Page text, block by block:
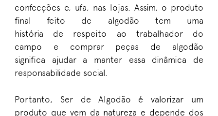
confecções e, ufa, nas lojas. Assim, o produto
final
feito de algodão tem uma
história de respeito ao trabalhador do
campo e comprar peças de algodão
significa ajudar a manter essa dinâmica de
responsabilidade social
Portanto, Ser deAlgodão é valorizar um
produto que vem da natureza e depende dos